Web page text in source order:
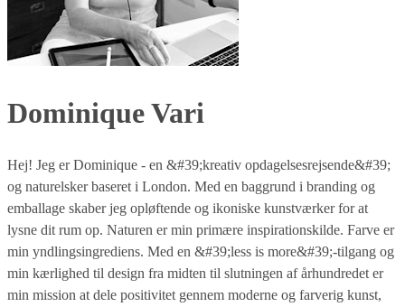
Dominique Vari
Hej! Jeg er Dominique - en &#39;kreativ opdagelsesrejsende&#39;
og naturelsker baseret i London. Med en baggrund i branding og
emballage skaber jeg opløftende og ikoniske kunstværker for at
lysne dit rum op. Naturen er min primære inspirationskilde. Farve er
min yndlingsingrediens. Med en &#39;less is more&#39;-tilgang og
min kærlighed til design fra midten til slutningen af århundredet er
min mission at dele positivitet gennem moderne og farverig kunst,